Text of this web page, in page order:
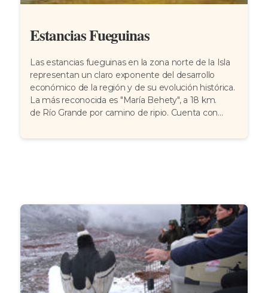
Estancias Fueguinas
Las estancias fueguinas en la zona norte de la Isla
representan un claro exponente del desarrollo
económico de la región y de su evolución histórica.
La más reconocida es "María Behety", a 18 km.
de Río Grande por camino de ripio. Cuenta con...